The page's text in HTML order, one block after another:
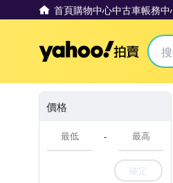
首頁購物中心中古車帳務中
價格
-
確定